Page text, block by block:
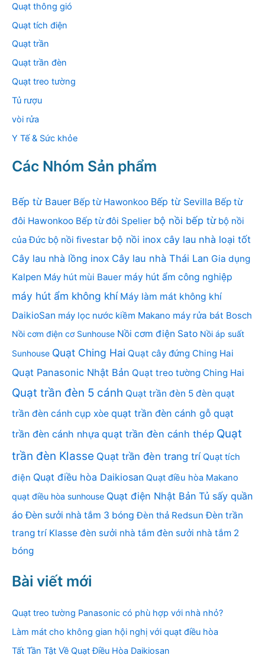
Quạt thông gió
Quạt tích điện
Quạt trần
Quạt trần đèn
Quạt treo tường
Tủ rượu
vòi rửa
Y Tế & Sức khỏe
Các Nhóm Sản phẩm
Bếp từ Bauer Bếp từ Hawonkoo Bếp từ Sevilla Bếp từ
đôi Hawonkoo Bếp từ đôi Spelier bộ nồi bếp từ bộ nồi
của Đức bộ nồi fivestar bộ nồi inox cây lau nhà loại tốt
Cây lau nhà lồng inox Cây lau nhà Thái Lan Gia dụng
Kalpen Máy hút mùi Bauer máy hút ẩm công nghiệp
máy hút ẩm không khí Máy làm mát không khí
DaikioSan máy lọc nước kiềm Makano máy rửa bát Bosch
Nồi cơm điện cơ Sunhouse Nồi cơm điện Sato Nồi áp suất
Sunhouse Quạt Ching Hai Quạt cây đứng Ching Hai
Quạt Panasonic Nhật Bản Quạt treo tường Ching Hai
Quạt trần đèn 5 cánh Quạt trần đèn 5 đèn quạt
trần đèn cánh cụp xòe quạt trần đèn cánh gỗ quạt
trần đèn cánh nhựa quạt trần đèn cánh thép Quạt
trần đèn Klasse Quạt trần đèn trang trí Quạt tích
điện Quạt điều hòa Daikiosan Quạt điều hòa Makano
quạt điều hòa sunhouse Quạt điện Nhật Bản Tủ sấy quần
áo Đèn sưởi nhà tắm 3 bóng Đèn thả Redsun Đèn trần
trang trí Klasse đèn sưởi nhà tắm đèn sưởi nhà tắm 2
bóng
Bài viết mới
Quạt treo tường Panasonic có phù hợp với nhà nhỏ?
Làm mát cho không gian hội nghị với quạt điều hòa
Tất Tần Tật Về Quạt Điều Hòa Daikiosan